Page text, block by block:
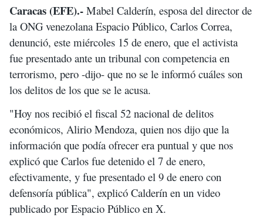
Caracas (EFE).- Mabel Calderín, esposa del director de
la ONG venezolana Espacio Público, Carlos Correa,
denunció, este miércoles 15 de enero, que el activista
fue presentado ante un tribunal con competencia en
terrorismo, pero -dijo- que no se le informó cuáles son
los delitos de los que se le acusa.
"Hoy nos recibió el fiscal 52 nacional de delitos
económicos, Alirio Mendoza, quien nos dijo que la
información que podía ofrecer era puntual y que nos
explicó que Carlos fue detenido el 7 de enero,
efectivamente, y fue presentado el 9 de enero con
defensoría pública", explicó Calderín en un video
publicado por Espacio Público en X.